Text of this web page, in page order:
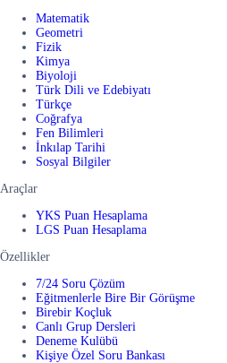
Matematik
Geometri
Fizik
Kimya
Biyoloji
Türk Dili ve Edebiyatı
Türkçe
Coğrafya
Fen Bilimleri
İnkılap Tarihi
Sosyal Bilgiler
Araçlar
YKS Puan Hesaplama
LGS Puan Hesaplama
Özellikler
7/24 Soru Çözüm
Eğitmenlerle Bire Bir Görüşme
Birebir Koçluk
Canlı Grup Dersleri
Deneme Kulübü
Kişiye Özel Soru Bankası